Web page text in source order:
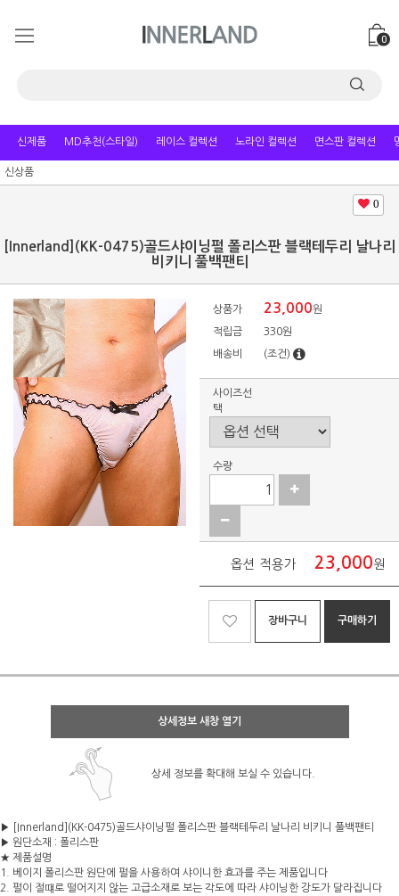
0
신제품 MD추천(스타일) 레이스 컬렉션 노라인 컬렉션 면스판 컬렉션
신상품
0
[Innerland](KK-0475)골드샤이닝펄 폴리스판 블랙테두리 날나리
비키니 풀백팬티
상품가 23,000원
적립금 330원
배송비 (조건)
사이즈선
택
수량
옵션 적용가 23,000원
장바구니 구매하기
상세정보 새창 열기
상세 정보를 확대해 보실 수 있습니다.
▶ [Innerland](KK-0475)골드샤이닝펄 폴리스판 블랙테두리 날나리 비키니 풀백팬티
▶ 원단소재 : 폴리스판
★ 제품설명
1. 베이지 폴리스판 원단에 펄을 사용하여 샤이니한 효과를 주는 제품입니다
2. 펄이 절떄로 떨어지지 않는 고급소재로 보는 각도에 따라 샤이닝한 강도가 달라집니다